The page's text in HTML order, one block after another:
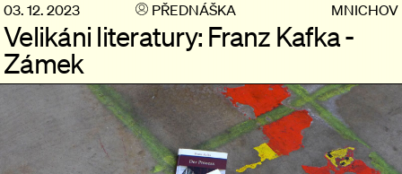
03. 12. 2023 PŘEDNÁŠKA MNICHOV
Velikáni literatury: Franz Kafka -
Zámek